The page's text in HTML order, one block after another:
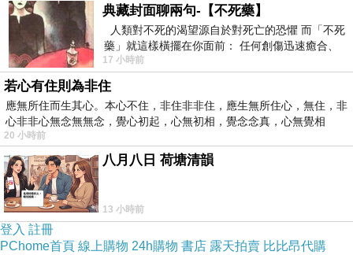
地下究竟發生了怎樣的謀殺？
謀殺背後有何隱情？
葉蕭一次次努力剖繪着地下深處可能發生的最黑暗、
最殘忍的謀殺；一次次試圖從羅生門般的謊言中，抽絲剝
繭發現「地獄變殺人案」的真相拼圖。然而，地底深處，
人性最寒冷的存在，那一幕幕比地獄更像地獄的末世圖
景，使他陷入深深的猶豫，即使追查到最後真相大白，將
案情公布，對人類社會而言是否意味著另一場更為凶險的
災難？
典藏封面聊兩句-【不死藥】
人類對不死的渴望源自於對死亡的恐懼 而「不死
藥」就這樣橫擺在你面前： 任何創傷迅速癒合、
停止衰老、痛覺消失…堪
17 小時前
若心有住則為非住
應無所住而生其心。本心不住，非住非非住，應生無所住心，無住，非
心非非心無念無無念，覺心初起，心無初相，覺念念真，心無覺相
20 小時前
八月八日 荷塘清韻
13 小時前
登入 註冊
PChome首頁 線上購物 24h購物 書店 露天拍賣 比比昂代購